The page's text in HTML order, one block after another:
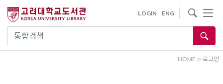
건
통합검색
LOGIN ENG
사이트내 검색
HOME > 로그인